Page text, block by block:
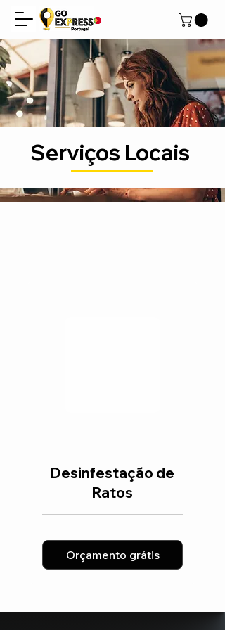
Serviços Locais
Desinfestação de
Ratos
Orçamento grátis